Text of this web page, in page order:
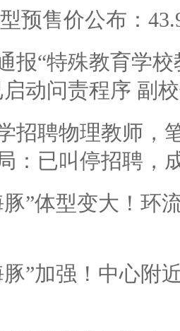
预售价公布：
报“特殊教育学
动问责程序 副
招聘物理教师，
：已叫停招聘，
豚”体型变大！环
豚”加强！中心附